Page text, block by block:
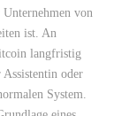
von
ist. An
langfristig
oder
System.